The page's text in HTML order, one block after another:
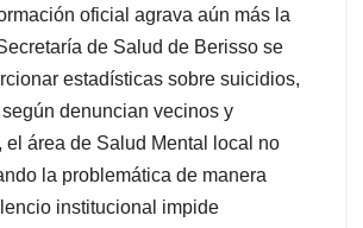
oficial agrava aún más la
de Salud de Berisso se
estadísticas sobre suicidios,
denuncian vecinos y
el área de Salud Mental local no
la problemática de manera
institucional impide